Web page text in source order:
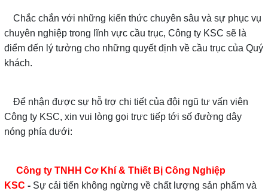
Chắc chắn với những kiến thức chuyên sâu và sự phục vụ
chuyên nghiệp trong lĩnh vực cầu trục, Công ty KSC sẽ là
điểm đến lý tưởng cho những quyết định về cầu trục của Quý
khách.
Để nhận được sự hỗ trợ chi tiết của đội ngũ tư vấn viên
Công ty KSC, xin vui lòng gọi trực tiếp tới số đường dây
nóng phía dưới:
Công ty TNHH Cơ Khí & Thiết Bị Công Nghiệp
KSC - Sự cải tiến không ngừng về chất lượng sản phẩm và